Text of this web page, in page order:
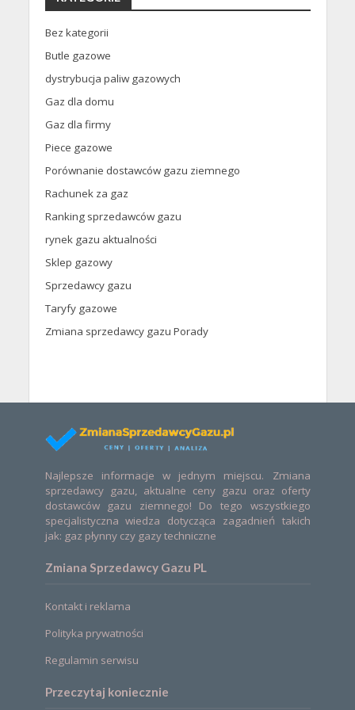
Bez kategorii
Butle gazowe
dystrybucja paliw gazowych
Gaz dla domu
Gaz dla firmy
Piece gazowe
Porównanie dostawców gazu ziemnego
Rachunek za gaz
Ranking sprzedawców gazu
rynek gazu aktualności
Sklep gazowy
Sprzedawcy gazu
Taryfy gazowe
Zmiana sprzedawcy gazu Porady
Najlepsze informacje w jednym miejscu. Zmiana
sprzedawcy gazu, aktualne ceny gazu oraz oferty
dostawców gazu ziemnego! Do tego wszystkiego
specjalistyczna wiedza dotycząca zagadnień takich
jak: gaz płynny czy gazy techniczne
Zmiana Sprzedawcy Gazu PL
Kontakt i reklama
Polityka prywatności
Regulamin serwisu
Przeczytaj koniecznie